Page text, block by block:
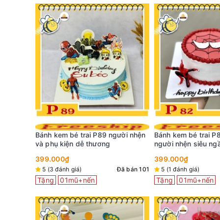
Bánh kem bé trai P82 đôi mắt
người nhện siêu ngầu
399.000₫
5 (1 đánh giá) Đã bán 99
Tặng 01mũ+nến
Bánh kem sinh
khuôn mặt bé màu
369.000₫
4,8 (66 đánh giá)